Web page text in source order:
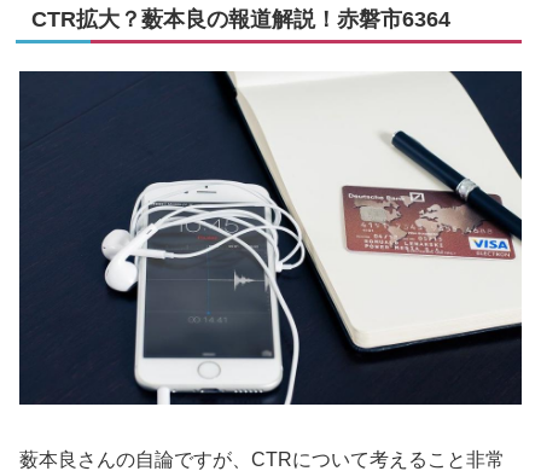
CTR拡大？薮本良の報道解説！赤磐市6364
薮本良さんの自論ですが、CTRについて考えること非常